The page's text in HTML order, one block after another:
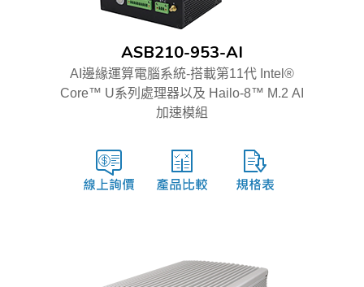
ASB210-953-AI
AI邊緣運算電腦系統-搭載第11代 Intel®
Core™ U系列處理器以及 Hailo-8™ M.2 AI
加速模組